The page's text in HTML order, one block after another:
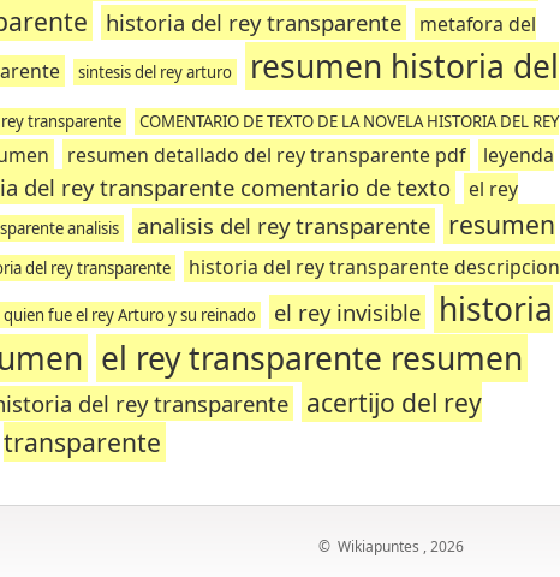
historia del rey transparente
metafora del
sintesis del rey arturo
resumen historia del
transparente
COMENTARIO DE TEXTO DE LA NOVELA HISTORIA DEL REY
resumen detallado del rey transparente pdf
leyenda
del rey transparente comentario de texto
el rey
analisis analisis del rey transparente
resumen
del rey transparente
historia del rey transparente descripcion
quien fue el rey Arturo y su reinado el rey invisible
historia
el rey transparente resumen
del rey transparente
acertijo del rey
transparente
© Wikiapuntes , 2026